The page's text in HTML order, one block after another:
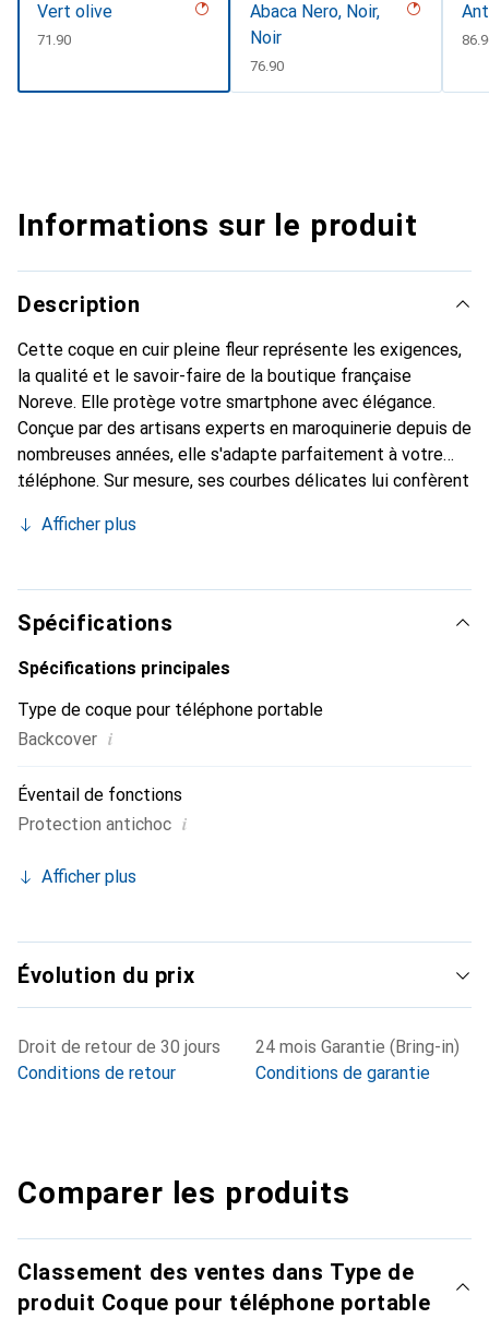
Vert olive
CHF
71.90
Abaca Nero, Noir,
Noir
CHF
76.90
CHF
Informations sur le produit
Description
Cette coque en cuir pleine fleur représente les exigences,
la qualité et le savoir-faire de la boutique française
Noreve. Elle protège votre smartphone avec élégance.
Conçue par des artisans experts en maroquinerie depuis de
nombreuses années, elle s'adapte parfaitement à votre
téléphone. Sur mesure, ses courbes délicates lui confèrent
et indispensable pour votre smartphone. Reconnaître
marque Noreve est un choix sûr pour une clientèle
exigeante.
Afficher plus
Spécifications
Spécifications principales
Type de coque pour téléphone portable
Backcover i
Éventail de fonctions
Protection antichoc i
Afficher plus
Évolution du prix
Droit de retour de 30 jours
Conditions de retour
24 mois Garantie (Bring-in)
Conditions de garantie
Comparer les produits
Classement des ventes dans Type de
produit Coque pour téléphone portable